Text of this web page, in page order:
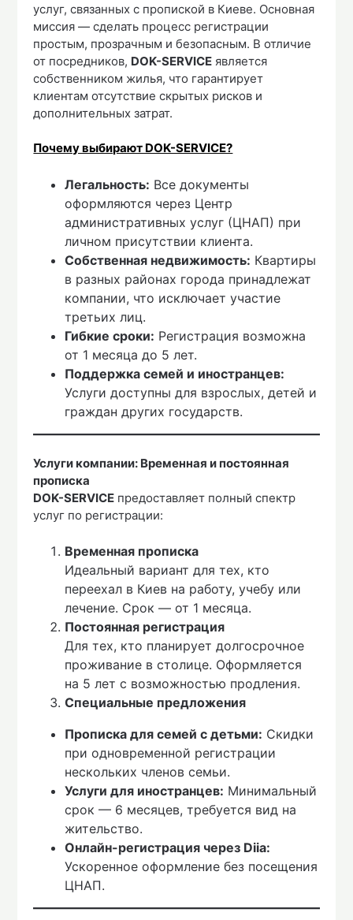
услуг, связанных с пропиской в Киеве. Основная
миссия — сделать процесс регистрации
простым, прозрачным и безопасным. В отличие
от посредников, DOK-SERVICE является
собственником жилья, что гарантирует
клиентам отсутствие скрытых рисков и
дополнительных затрат.
Почему выбирают DOK-SERVICE?
Легальность: Все документы
оформляются через Центр
административных услуг (ЦНАП) при
личном присутствии клиента.
Собственная недвижимость: Квартиры
в разных районах города принадлежат
компании, что исключает участие
третьих лиц.
Гибкие сроки: Регистрация возможна
от 1 месяца до 5 лет.
Поддержка семей и иностранцев:
Услуги доступны для взрослых, детей и
граждан других государств.
Услуги компании: Временная и постоянная
прописка
DOK-SERVICE предоставляет полный спектр
услуг по регистрации:
Временная прописка
Идеальный вариант для тех, кто
переехал в Киев на работу, учебу или
лечение. Срок — от 1 месяца.
Постоянная регистрация
Для тех, кто планирует долгосрочное
проживание в столице. Оформляется
на 5 лет с возможностью продления.
Специальные предложения
Прописка для семей с детьми: Скидки
при одновременной регистрации
нескольких членов семьи.
Услуги для иностранцев: Минимальный
срок — 6 месяцев, требуется вид на
жительство.
Онлайн-регистрация через Diia:
Ускоренное оформление без посещения
ЦНАП.